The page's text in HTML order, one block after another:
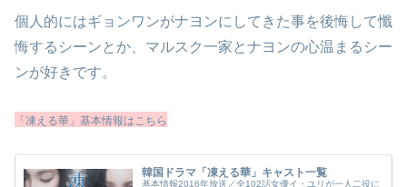
個人的にはギョンワンがナヨンにしてきた事を後悔して懺
悔するシーンとか、マルスク一家とナヨンの心温まるシー
ンが好きです。
「凍える華」基本情報はこちら
韓国ドラマ「凍える華」キャスト一覧
基本情報2016年放送／全102話女優イ・ユリが一人二役に